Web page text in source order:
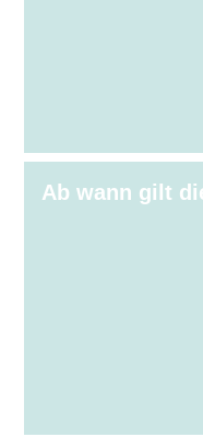
Ab wann gilt